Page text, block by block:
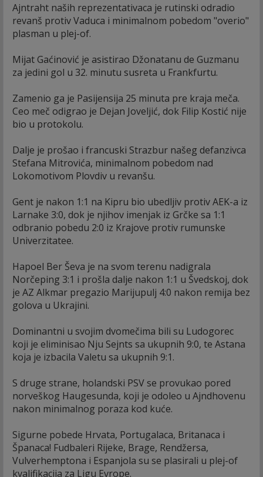
Ajntraht naših reprezentativaca je rutinski odradio
revanš protiv Vaduca i minimalnom pobedom "overio"
plasman u plej-of.
Mijat Gaćinović je asistirao Džonatanu de Guzmanu
za jedini gol u 32. minutu susreta u Frankfurtu.
Zamenio ga je Pasijensija 25 minuta pre kraja meča.
Ceo meč odigrao je Dejan Joveljić, dok Filip Kostić nije
bio u protokolu.
Dalje je prošao i francuski Strazbur našeg defanzivca
Stefana Mitrovića, minimalnom pobedom nad
Lokomotivom Plovdiv u revanšu.
Gent je nakon 1:1 na Kipru bio ubedljiv protiv AEK-a iz
Larnake 3:0, dok je njihov imenjak iz Grčke sa 1:1
odbranio pobedu 2:0 iz Krajove protiv rumunske
Univerzitatee.
Hapoel Ber Ševa je na svom terenu nadigrala
Norčeping 3:1 i prošla dalje nakon 1:1 u Švedskoj, dok
je AZ Alkmar pregazio Marijupulj 4:0 nakon remija bez
golova u Ukrajini.
Dominantni u svojim dvomečima bili su Ludogorec
koji je eliminisao Nju Sejnts sa ukupnih 9:0, te Astana
koja je izbacila Valetu sa ukupnih 9:1.
S druge strane, holandski PSV se provukao pored
norveškog Haugesunda, koji je odoleo u Ajndhovenu
nakon minimalnog poraza kod kuće.
Sigurne pobede Hrvata, Portugalaca, Britanaca i
Španaca! Fudbaleri Rijeke, Brage, Rendžersa,
Vulverhemptona i Espanjola su se plasirali u plej-of
kvalifikacija za Ligu Evrope.